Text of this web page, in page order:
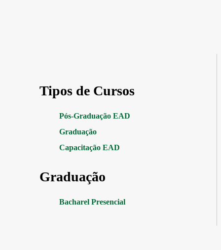
Tipos de Cursos
Pós-Graduação EAD
Graduação
Capacitação EAD
Graduação
Bacharel Presencial